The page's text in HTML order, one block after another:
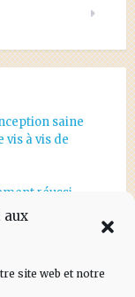
aux
site web et notre
saine
vis à vis de
réussi